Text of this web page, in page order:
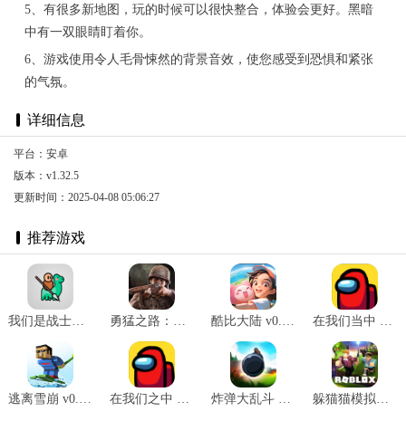
5、有很多新地图，玩的时候可以很快整合，体验会更好。黑暗
中有一双眼睛盯着你。
6、游戏使用令人毛骨悚然的背景音效，使您感受到恐惧和紧张
的气氛。
详细信息
平台：安卓
版本：v1.32.5
更新时间：2025-04-08 05:06:27
推荐游戏
我们是战士内置菜单版 v1.32.4